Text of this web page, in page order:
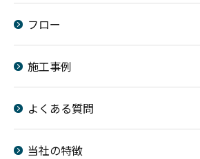
フロー
施工事例
よくある質問
当社の特徴